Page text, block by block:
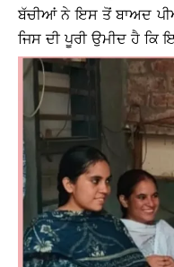
ਬੱਚੀਆਂ ਨੇ ਇਸ ਤੋਂ ਬਾਅਦ
ਜਿਸ ਦੀ ਪੂਰੀ ਉਮੀਦ ਹੈ ਕਿ